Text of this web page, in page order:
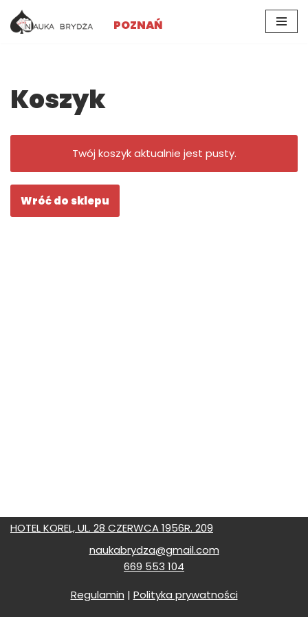
Przejdź
POZNAŃ
Koszyk
Twój koszyk aktualnie jest pusty.
Wróć do sklepu
HOTEL KOREL, UL. 28 CZERWCA 1956R. 209
naukabrydza@gmail.com
669 553 104
Regulamin | Polityka prywatności